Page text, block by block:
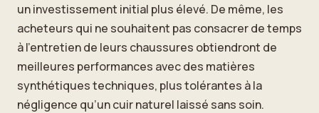
un investissement initial plus élevé. De même, les
acheteurs qui ne souhaitent pas consacrer de temps
à l’entretien de leurs chaussures obtiendront de
meilleures performances avec des matières
synthétiques techniques, plus tolérantes à la
négligence qu’un cuir naturel laissé sans soin.